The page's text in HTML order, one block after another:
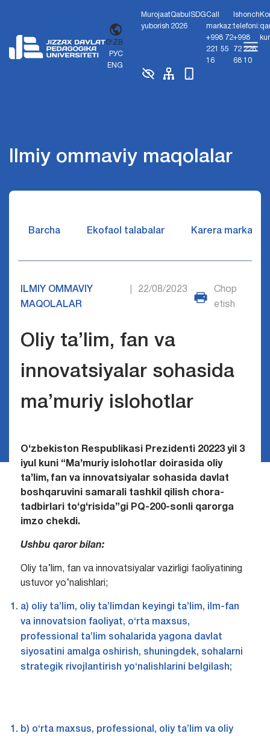
O'ZB
РУС
ENG
Murojaat
yuborish
Qabul
2026
SDGCall
markaz:
+998 72
221 55
16
Ishonch
telefoni:
+998
72 226
68 10
Ilmiy ommaviy maqolalar
Barcha Ekofaol talabalar Karera markazi
ILMIY OMMAVIY
MAQOLALAR
22/08/2023
Chop
etish
Oliy ta’lim, fan va
innovatsiyalar sohasida
ma’muriy islohotlar
O‘zbekiston Respublikasi Prezidenti
20223 yil 3
iyul kuni
“Ma’muriy islohotlar doirasida oliy
ta’lim, fan va innovatsiyalar sohasida davlat
boshqaruvini samarali tashkil qilish chora-
tadbirlari to‘g‘risida”gi
PQ-200-sonli qarorga
imzo chekdi.
Ushbu qaror bilan:
Oliy ta’lim, fan va innovatsiyalar vazirligi faoliyatining
ustuvor yo‘nalishlari;
a) oliy ta’lim, oliy ta’limdan keyingi ta’lim, ilm-fan
va innovatsion faoliyat, o‘rta maxsus,
professional ta’lim sohalarida yagona davlat
siyosatini amalga oshirish, shuningdek, sohalarni
strategik rivojlantirish yo‘nalishlarini belgilash;
b) o‘rta maxsus, professional, oliy ta’lim va oliy